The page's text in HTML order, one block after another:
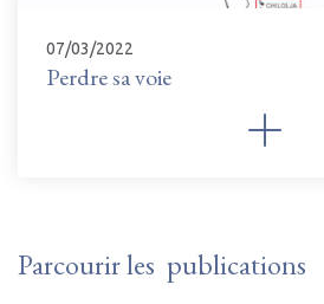
07/03/2022
Perdre sa voie
Parcourir les publications